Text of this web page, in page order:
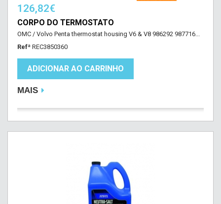
126,82€
CORPO DO TERMOSTATO
OMC / Volvo Penta thermostat housing V6 & V8 986292 987716...
Refª REC3850360
ADICIONAR AO CARRINHO
MAIS